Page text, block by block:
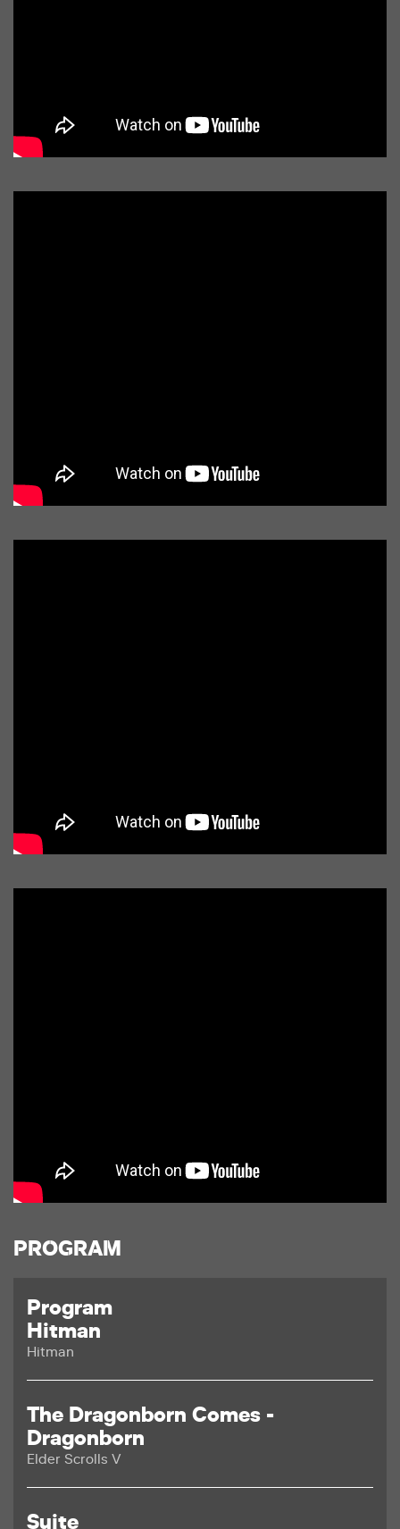
PROGRAM
Program
Hitman
Hitman
The Dragonborn Comes -
Dragonborn
Elder Scrolls V
Suite